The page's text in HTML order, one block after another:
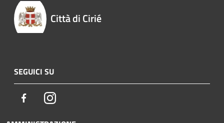
Città di Cirié
SEGUICI SU
FacebookInstagram